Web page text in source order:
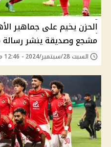
الحزن يخيم على جماهير
مشجع وصديقة ينشر رسالة
السبت 28/سبتمبر/2024 - 12:46 م